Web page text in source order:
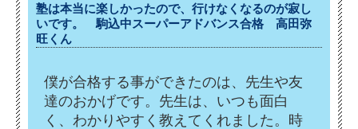
塾は本当に楽しかったので、行けなくなるのが寂し
いです。 駒込中スーパーアドバンス合格 高田弥
旺くん
僕が合格する事ができたのは、先生や友
達のおかげです。先生は、 いつも面白
く、わかりやすく教えてくれました。時